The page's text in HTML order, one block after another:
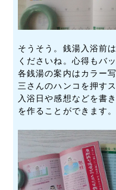
そうそう。銭湯入浴前
くださいね。心得もバッ
各銭湯の案内はカラー
三さんのハンコを押すス
入浴日や感想などを書
を作ることができます。